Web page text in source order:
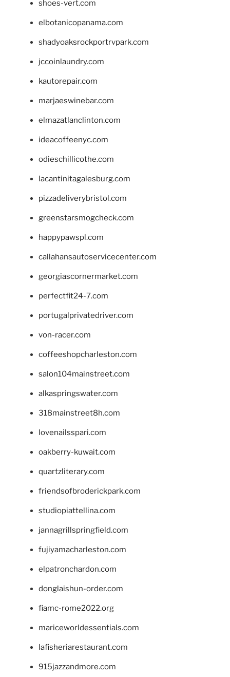
shoes-vert.com
elbotanicopanama.com
shadyoaksrockportrvpark.com
jccoinlaundry.com
kautorepair.com
marjaeswinebar.com
elmazatlanclinton.com
ideacoffeenyc.com
odieschillicothe.com
lacantinitagalesburg.com
pizzadeliverybristol.com
greenstarsmogcheck.com
happypawspl.com
callahansautoservicecenter.com
georgiascornermarket.com
perfectfit24-7.com
portugalprivatedriver.com
von-racer.com
coffeeshopcharleston.com
salon104mainstreet.com
alkaspringswater.com
318mainstreet8h.com
lovenailsspari.com
oakberry-kuwait.com
quartzliterary.com
friendsofbroderickpark.com
studiopiattellina.com
jannagrillspringfield.com
fujiyamacharleston.com
elpatronchardon.com
donglaishun-order.com
fiamc-rome2022.org
mariceworldessentials.com
lafisheriarestaurant.com
915jazzandmore.com